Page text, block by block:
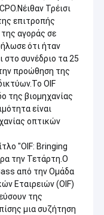
Νέιθαν Τρέισι
επιτροπής
αγοράς σε
ότι ήταν
στο συνέδριο τα 25
προώθηση της
Το OIF
της βιομηχανίας
είναι
οπτικών
"OIF: Bringing
την Τετάρτη.Ο
από την Ομάδα
Εταιρειών (OIF)
της
μια συζήτηση